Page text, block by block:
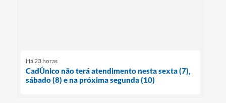
Há 23 horas
CadÚnico não terá atendimento nesta sexta (7),
sábado (8) e na próxima segunda (10)